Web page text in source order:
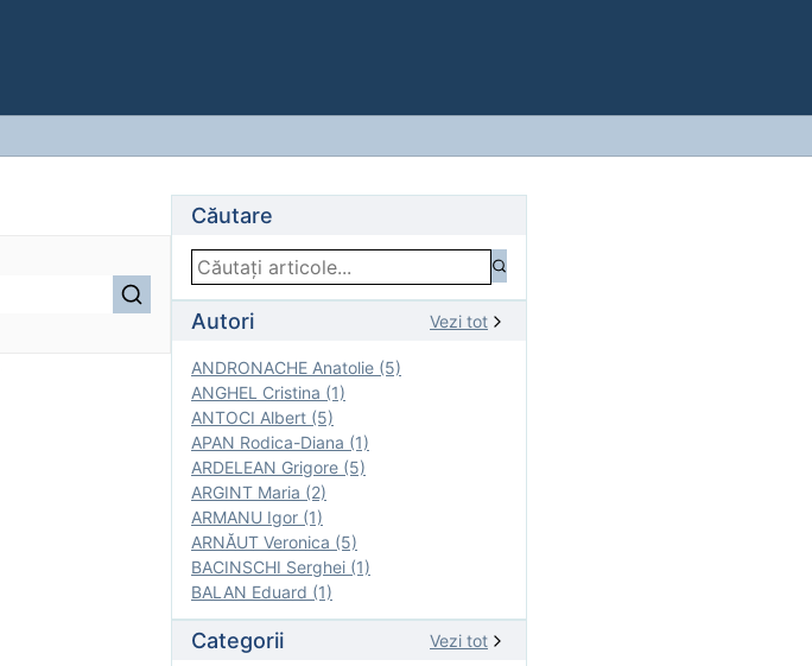
Căutare
Autori Vezi tot
ANDRONACHE Anatolie (5)
ANGHEL Cristina (1)
ANTOCI Albert (5)
APAN Rodica-Diana (1)
ARDELEAN Grigore (5)
ARGINT Maria (2)
ARMANU Igor (1)
ARNĂUT Veronica (5)
BACINSCHI Serghei (1)
BALAN Eduard (1)
Categorii Vezi tot